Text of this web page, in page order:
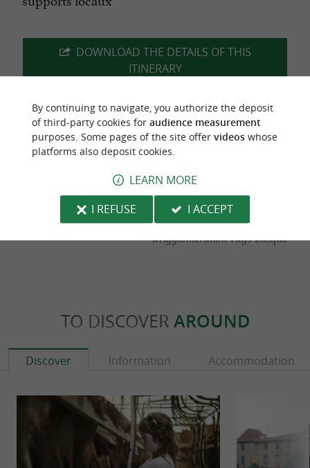
DOWNLOAD THE DETAILS OF THIS
ITINERARY
Last update : 01/01/2026 à 10:32:21
Sirtaqui| Communauté d'Agglomération Pays
Photo credit :
@Sirtaqui Cf. Communauté
d'Agglomération Pays Basque
TO DISCOVER AROUND
Discover Information Accommodation
By continuing to navigate, you authorize the deposit
of third-party cookies for audience measurement
purposes. Some pages of the site offer videoswhose
platforms also deposit cookies.
LEARN MORE
I REFUSE
I ACCEPT